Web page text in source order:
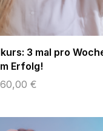
3 mal pro
Erfolg!
€